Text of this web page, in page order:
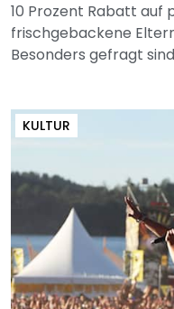
10 Prozent Rabatt auf
frischgebackene
Besonders gefragt
KULTUR